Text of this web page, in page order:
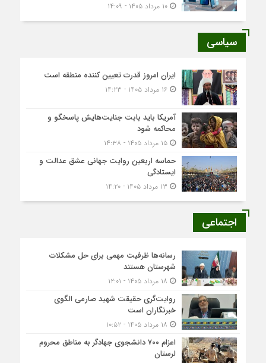
۱۰ مرداد ۱۴۰۵ - ۱۴:۰۹
سیاسی
ایران امروز قدرت تعیین کننده منطقه است
۱۶ مرداد ۱۴۰۵ - ۱۴:۲۳
آمریکا باید بابت جنایت‌هایش پاسخگو و
محاکمه شود
۱۵ مرداد ۱۴۰۵ - ۱۴:۳۸
حماسه اربعین روایت جهانی عشق عدالت و
ایستادگی
اجتماعی
رسانه‌ها ظرفیت مهمی برای حل مشکلات
شهرستان هستند
روایت‌گری حقیقت شهید صارمی الگوی
خبرنگاران است
اعزام ۷۰۰ دانشجوی جهادگر به مناطق محروم
لرستان